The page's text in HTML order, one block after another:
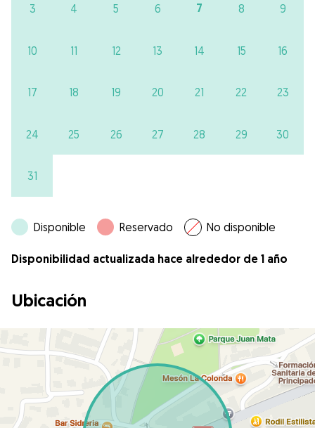
3 4 5 6 7 8 9
10 11 12 13 14 15 16
17 18 19 20 21 22 23
24 25 26 27 28 29 30
31
Disponible Reservado No disponible
Disponibilidad actualizada hace alrededor de 1 año
Ubicación